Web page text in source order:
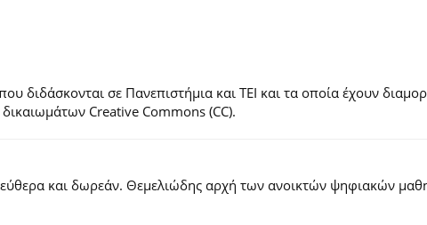
σε Πανεπιστήμια και ΤΕΙ και τα οποία έχουν
δικαιωμάτων Creative Commons (CC).
και δωρεάν. Θεμελιώδης αρχή των ανοικτών ψηφιακών